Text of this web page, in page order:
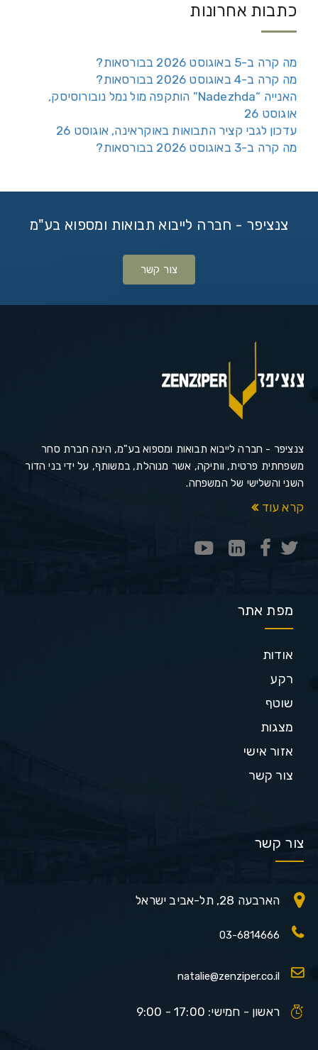
כתבות אחרונות
מה קרה ב-5 באוגוסט 2026 בבורסאות?
מה קרה ב-4 באוגוסט 2026 בבורסאות?
האנייה “Nadezhda” הותקפה מול נמל נובורוסיסק,
אוגוסט 26
עדכון לגבי קציר התבואות באוקראינה, אוגוסט 26
מה קרה ב-3 באוגוסט 2026 בבורסאות?
צנציפר - חברה לייבוא תבואות ומספוא בע"מ
צור קשר
צנציפר - חברה לייבוא תבואות ומספוא בע"מ, הינה חברת סחר
משפחתית פרטית, וותיקה, אשר מנוהלת, במשותף, על ידי בני הדור
השני והשלישי של המשפחה.
קרא עוד
מפת אתר
אודות
רקע
שוטף
מצגות
אזור אישי
צור קשר
צור קשר
הארבעה 28, תל-אביב ישראל
03-6814666
natalie@zenziper.co.il
ראשון - חמישי: 17:00 - 9:00